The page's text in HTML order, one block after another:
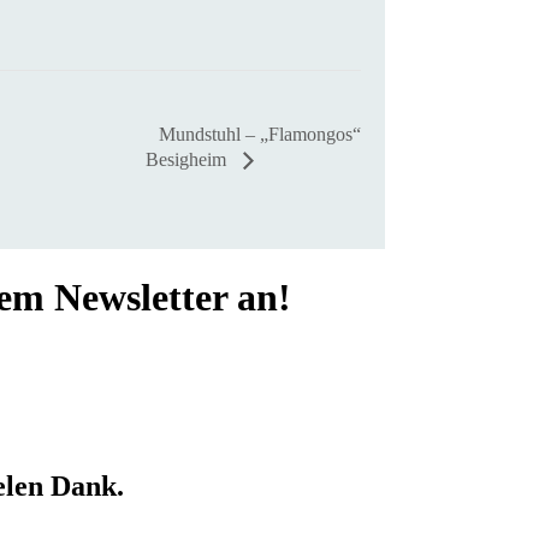
Mundstuhl – „Flamongos“
Besigheim
Newsletter an!
Dank.